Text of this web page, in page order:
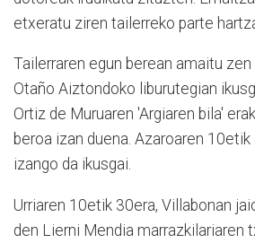
etxeratu ziren tailerreko parte
Tailerraren egun berean amaitu
Otaño Aiztondoko liburutegian
Ortiz de Muruaren 'Argiaren bila'
beroa izan duena. Azaroaren 10etik
izango da ikusgai.
Urriaren 10etik 30era, Villabonan
den Lierni Mendia marrazkilariaren